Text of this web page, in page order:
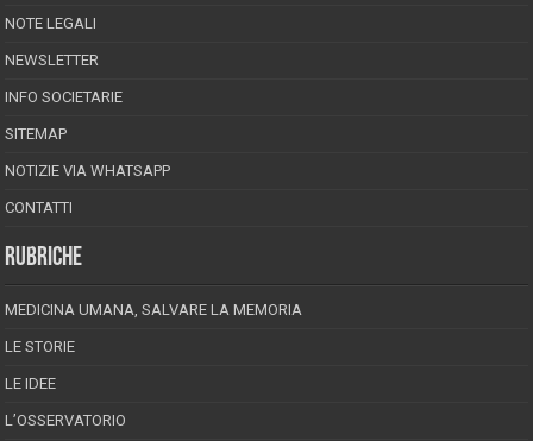
NOTE LEGALI
NEWSLETTER
INFO SOCIETARIE
SITEMAP
NOTIZIE VIA WHATSAPP
CONTATTI
RUBRICHE
MEDICINA UMANA, SALVARE LA MEMORIA
LE STORIE
LE IDEE
L’OSSERVATORIO